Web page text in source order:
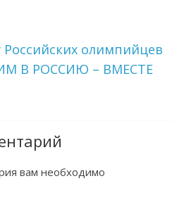
олимпийцев
В РОССИЮ – ВМЕСТЕ
вам необходимо